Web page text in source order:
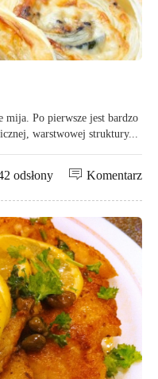
mija. Po pierwsze jest bardzo
warstwowej struktury...
Komentarz
odsłony